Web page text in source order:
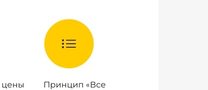
цены
Принцип «Все